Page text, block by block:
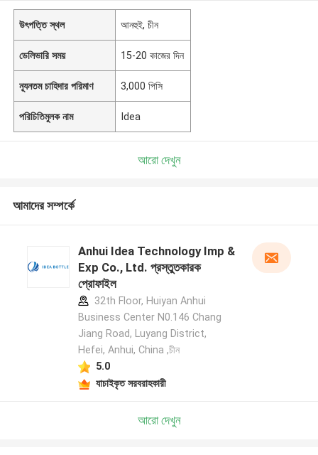
উৎপত্তি স্থল আনহুই, চীন
ডেলিভারি সময় 15-20 কাজের দিন
ন্যূনতম চাহিদার পরিমাণ 3,000 পিসি
পরিচিতিমুলক নাম Idea
আরো দেখুন
আমাদের সম্পর্কে
Anhui Idea Technology Imp &
Exp Co., Ltd. প্রস্তুতকারক
প্রোফাইল
32th Floor, Huiyan Anhui
Business Center N0.146 Chang
Jiang Road, Luyang District,
Hefei, Anhui, China ,চীন
5.0
যাচাইকৃত সরবরাহকারী
আরো দেখুন